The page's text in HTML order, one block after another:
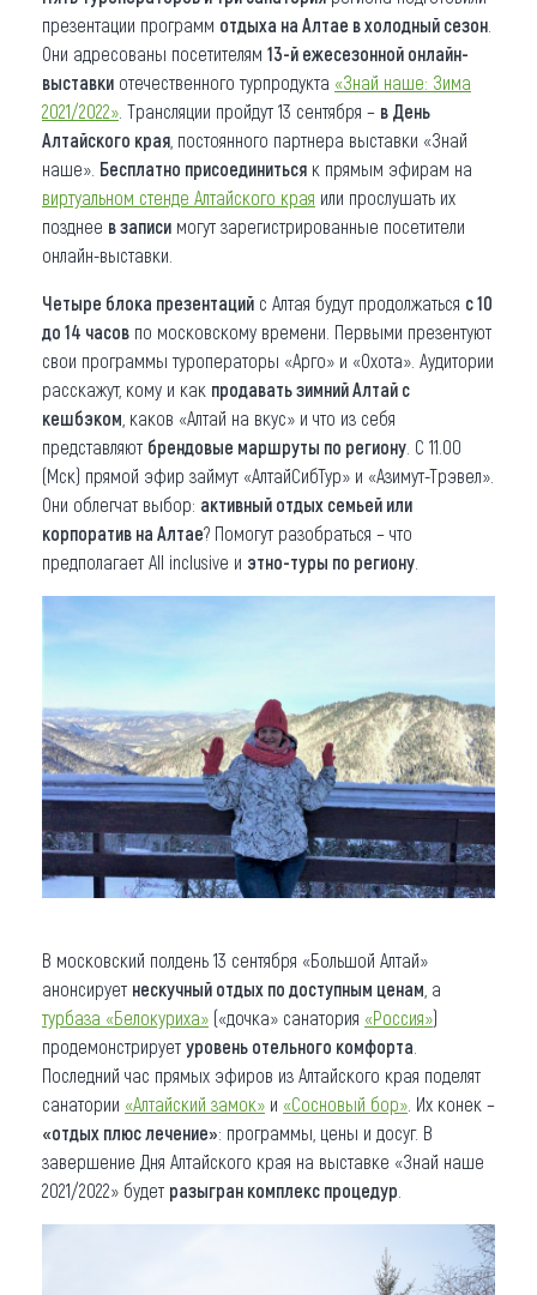
презентации программ отдыха на Алтае в холодный сезон
Они адресованы посетителям 13-й ежесезонной онлайн-
выставки отечественного турпродукта «Знай наше: Зима
2021/2022» . Трансляции пройдут 13 сентября – в День
Алтайского края , постоянного партнера выставки «Знай
наше». Бесплатно присоединиться к прямым эфирам на
виртуальном стенде Алтайского края или прослушать их
позднее в записи могут зарегистрированные посетители
онлайн-выставки.
Четыре блока презентаций с Алтая будут продолжаться с 10
до 14 часов по московскому времени. Первыми презентуют
свои программы туроператоры «Арго» и «Охота». Аудитории
расскажут, кому и как продавать зимний Алтай с
кешбэком , каков «Алтай на вкус» и что из себя
представляют брендовые маршруты по региону . С 11.00
(Мск) прямой эфир займут «АлтайСибТур» и «Азимут-Трэвел».
Они облегчат выбор: активный отдых семьей или
корпоратив на Алтае? Помогут разобраться – что
предполагает All inclusive и этно-туры по региону
В московский полдень 13 сентября «Большой Алтай»
анонсирует нескучный отдых по доступным ценам , а
турбаза «Белокуриха» («дочка» санатория «Россия»)
продемонстрирует уровень отельного комфорта
Последний час прямых эфиров из Алтайского края поделят
санатории «Алтайский замок» и «Сосновый бор» . Их конек –
«отдых плюс лечение»: программы, цены и досуг. В
завершение Дня Алтайского края на выставке «Знай наше
2021/2022» будет разыгран комплекс процедур